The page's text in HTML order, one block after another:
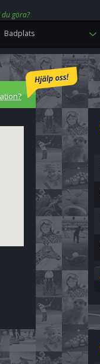
göra?
Badplats